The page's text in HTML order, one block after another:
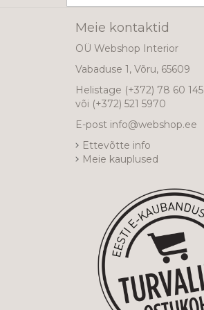
Meie kontaktid
OÜ Webshop Interior
Vabaduse 1, Võru, 65609
Helistage (+372) 78 60 145
või (+372) 521 5970
E-post info@webshop.ee
Ettevõtte info
Meie kauplused